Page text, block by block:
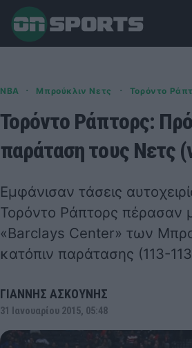
NBA · Μπρούκλιν Νετς · Τορόντο
Τορόντο Ράπτορς:
παράταση τους Νετς
Εμφάνισαν τάσεις
Τορόντο Ράπτορς πέρασαν
«Barclays Center» των
κατόπιν παράτασης (113-
ΓΙΑΝΝΗΣ ΑΣΚΟΥΝΗΣ
31 Ιανουαρίου 2015, 05:48